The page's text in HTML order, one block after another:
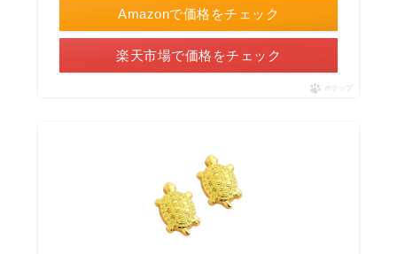
Amazonで価格をチェック
楽天市場で価格をチェック
ポチップ